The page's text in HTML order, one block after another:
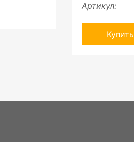
Артикул:
Купить